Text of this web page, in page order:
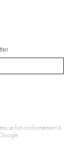
se fait conformément à